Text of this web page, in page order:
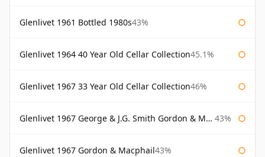
Glenlivet 1961 Bottled 1980s43%
Glenlivet 1964 40 Year Old Cellar Collection45.1%
Glenlivet 1967 33 Year Old Cellar Collection46%
Glenlivet 1967 George & J.G. Smith Gordon & Macphail 43%
Glenlivet 1967 Gordon & Macphail43%